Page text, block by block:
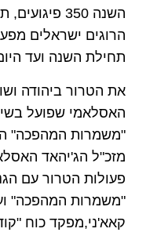
הרוגים ישראלים
תחילת השנה ועד
את הטרור ביהודה
האסלאמי שפועל
"משמרות המהפכה"
מזכ"ל הג'יהאד
פעולות הטרור עם
"משמרות המהפכה"
קאא'ני,מפקד כוח